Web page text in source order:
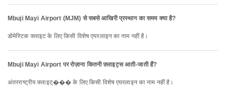
Mbuji Mayi Airport (MJM) से सबसे आखिरी प्रस्थान का समय क्या है?
डोमेस्टिक फ़्लाइट के लिए किसी विशेष एयरलाइन का नाम नहीं है।
Mbuji Mayi Airport पर रोज़ाना कितनी फ़्लाइट्स आती-जाती हैं?
अंतरराष्ट्रीय फ़्लाइट्��� के लिए किसी विशेष एयरलाइन का नाम नहीं है।